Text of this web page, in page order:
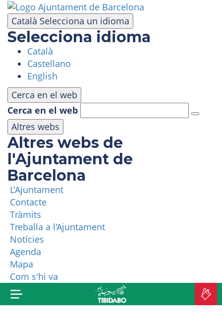
Català Selecciona un idioma
Selecciona idioma
Català
Castellano
English
Cerca en el web
Cerca en el web
Altres webs
Altres webs de
l'Ajuntament de
Barcelona
L'Ajuntament
Contacte
Tràmits
Treballa a l'Ajuntament
Notícies
Agenda
Mapa
Com s'hi va
Vés
contingut
VISITA
PARC D'ATRACCIONS
ÀREA PANORÀMICA
MASIA TIBIDABO
FUNICULAR
TIBICLUB
QUI SOM?
MÉS PRODUCTES